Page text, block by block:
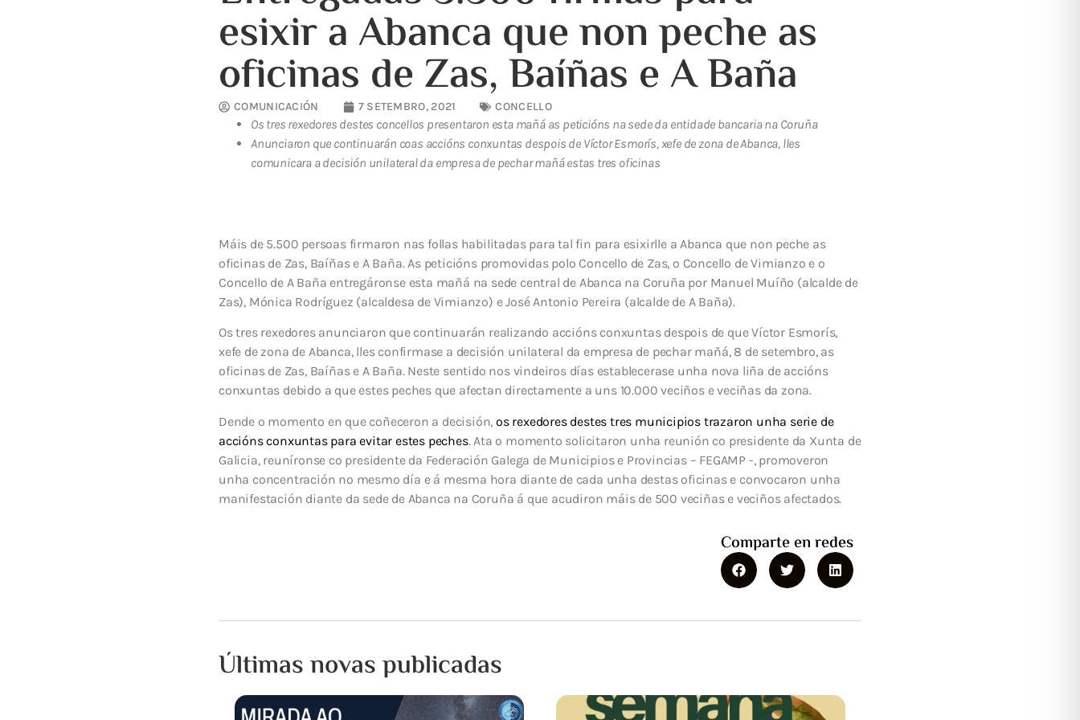
esixir a Abanca que non peche as
oficinas de Zas, Baíñas e A Baña
COMUNICACIÓN 7 SETEMBRO, 2021 CONCELLO
Os tres rexedores destes concellos presentaron esta mañá as peticións na sede da entidade bancaria na Coruña
Anunciaron que continuarán coas accións conxuntas despois de Víctor Esmorís, xefe de zona de Abanca, lles
comunicara a decisión unilateral da empresa de pechar mañá estas tres oficinas
Máis de 5.500 persoas firmaron nas follas habilitadas para tal fin para esixirlle a Abanca que non peche as
oficinas de Zas, Baíñas e A Baña. As peticións promovidas polo Concello de Zas, o Concello de Vimianzo e o
Concello de A Baña entregáronse esta mañá na sede central de Abanca na Coruña por Manuel Muíño (alcalde de
Zas), Mónica Rodríguez (alcaldesa de Vimianzo) e José Antonio Pereira (alcalde de A Baña).
Os tres rexedores anunciaron que continuarán realizando accións conxuntas despois de que Víctor Esmorís,
xefe de zona de Abanca, lles confirmase a decisión unilateral da empresa de pechar mañá, 8 de setembro, as
oficinas de Zas, Baíñas e A Baña. Neste sentido nos vindeiros días establecerase unha nova liña de accións
conxuntas debido a que estes peches que afectan directamente a uns 10.000 veciños e veciñas da zona.
Dende o momento en que coñeceron a decisión, os rexedores destes tres municipios trazaron unha serie de
accións conxuntas para evitar estes peches. Ata o momento solicitaron unha reunión co presidente da Xunta de
Galicia, reuníronse co presidente da Federación Galega de Municipios e Provincias – FEGAMP -, promoveron
unha concentración no mesmo día e á mesma hora diante de cada unha destas oficinas e convocaron unha
manifestación diante da sede de Abanca na Coruña á que acudiron máis de 500 veciñas e veciños afectados.
Comparte en redes
Últimas novas publicadas
15 XULLO, 2026